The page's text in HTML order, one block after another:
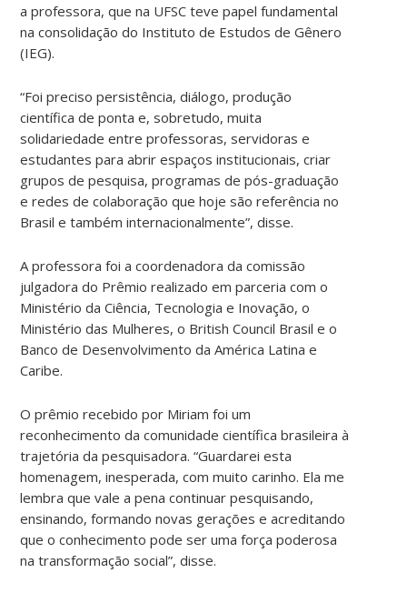
a professora, que na UFSC teve papel fundamental
na consolidação do Instituto de Estudos de Gênero
(IEG).
“Foi preciso persistência, diálogo, produção
científica de ponta e, sobretudo, muita
solidariedade entre professoras, servidoras e
estudantes para abrir espaços institucionais, criar
grupos de pesquisa, programas de pós-graduação
e redes de colaboração que hoje são referência no
Brasil e também internacionalmente”, disse.
A professora foi a coordenadora da comissão
julgadora do Prêmio realizado em parceria com o
Ministério da Ciência, Tecnologia e Inovação, o
Ministério das Mulheres, o British Council Brasil e o
Banco de Desenvolvimento da América Latina e
Caribe.
O prêmio recebido por Miriam foi um
reconhecimento da comunidade científica brasileira à
trajetória da pesquisadora. “Guardarei esta
homenagem, inesperada, com muito carinho. Ela me
lembra que vale a pena continuar pesquisando,
ensinando, formando novas gerações e acreditando
que o conhecimento pode ser uma força poderosa
na transformação social”, disse.